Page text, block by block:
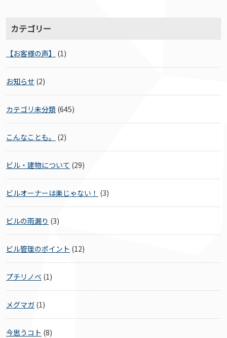
カテゴリー
【お客様の声】 (1)
お知らせ (2)
カテゴリ未分類 (645)
こんなことも。 (2)
ビル・建物について (29)
ビルオーナーは楽じゃない！ (3)
ビルの雨漏り (3)
ビル管理のポイント (12)
プチリノベ (1)
メグマガ (1)
今思うコト (8)